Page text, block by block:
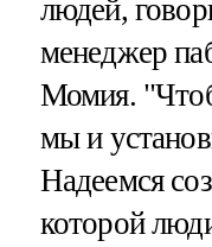
людей,
менеджер
Момия.
мы и
Надеемся
которой